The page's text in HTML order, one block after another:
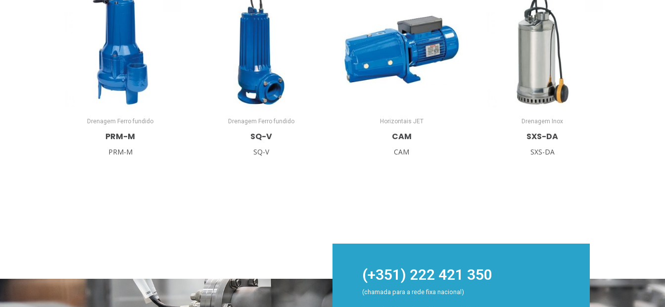
Drenagem Ferro fundido
PRM-M
PRM-M
Drenagem Ferro fundido
SQ-V
SQ-V
Horizontais JET
CAM
CAM
Drenagem Inox
SXS-DA
SXS-DA
(+351) 222 421 350
(chamada para a rede fixa nacional)